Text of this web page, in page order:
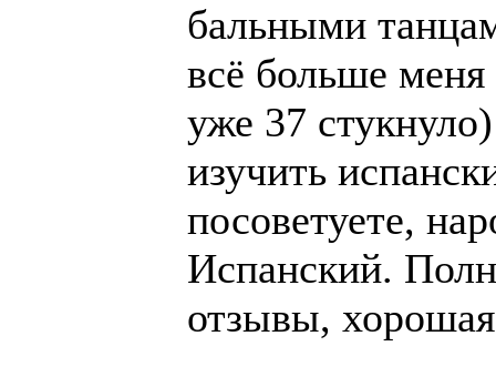
бальными
всё больше меня
уже 37
изучить
посоветуете,
Испанский.
отзывы,